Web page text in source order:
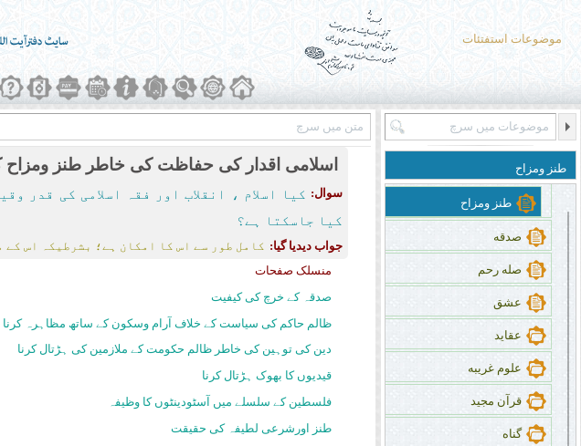
موضوعات استفتئات
طنز ومزاح
ٹیلی ویژن
خبر
مطبوعات
طنز ومزاح
صدقه
صله رحم
عشق
عقاید
علوم غریبه
قرآن مجید
گناه
اسلامی اقدار کی حفاظت کی خاطر طنز ومزاح
سوال: کیا اسلام ، انقلاب اور فقہ اسلامی کی قدر
کیا جاسکتا ہے؟
جواب دیدیا گیا: کامل طور سے اس کا امکان ہے؛ بشرطیکہ اس
منسلک صفحات
صدقہ کے خرچ کی کیفیت
ظالم حاکم کی سیاست کے خلاف آرام وسکون کے ساتھ مظاہرہ کرنا
دین کی توہین کی خاطر ظالم حکومت کے ملازمین کی ہڑتال کرنا
قیدیوں کا بھوک ہڑتال کرنا
فلسطین کے سلسلے میں آسٹودینٹوں کا وظیفہ
طنز اورشرعی لطیفہ کی حقیقت